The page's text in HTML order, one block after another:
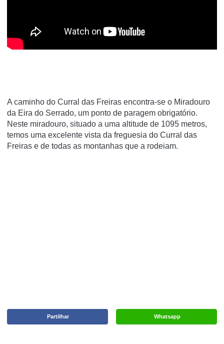
A caminho do Curral das Freiras encontra-se o Miradouro
da Eira do Serrado, um ponto de paragem obrigatório.
Neste miradouro, situado a uma altitude de 1095 metros,
temos uma excelente vista da freguesia do Curral das
Freiras e de todas as montanhas que a rodeiam.
Whatsapp
Partilhar